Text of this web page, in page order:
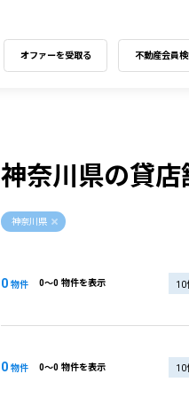
オファーを受取る 不動産会員
神奈川県の貸店
神奈川県
0物件 0〜0 物件を表示
0物件 0〜0 物件を表示